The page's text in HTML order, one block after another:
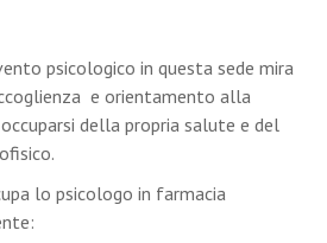
psicologico in questa sede mira
e orientamento alla
della propria salute e del
lo psicologo in farmacia